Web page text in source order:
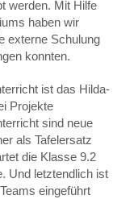
werden. Mit Hilfe
haben wir
externe Schulung
konnten.
ist das Hilda-
Projekte
sind neue
als Tafelersatz
die Klasse 9.2
Und letztendlich ist
eingeführt